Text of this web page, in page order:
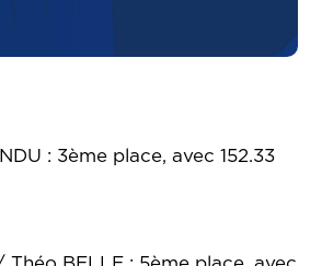
: 3ème place, avec 152.33